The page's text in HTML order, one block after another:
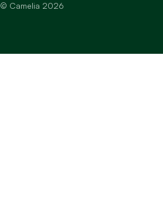
© Camelia 2026